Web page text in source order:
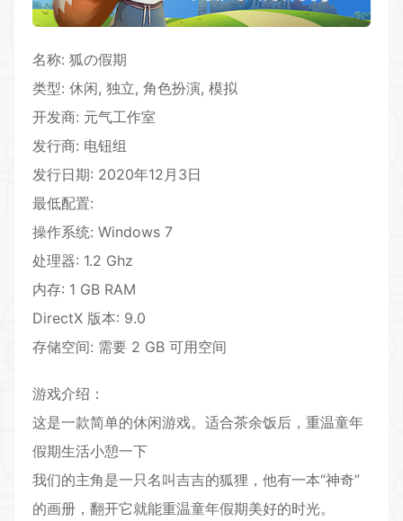
名称: 狐の假期
类型: 休闲, 独立, 角色扮演, 模拟
开发商: 元气工作室
发行商: 电钮组
发行日期: 2020年12月3日
最低配置:
操作系统: Windows 7
处理器: 1.2 Ghz
内存: 1 GB RAM
DirectX 版本: 9.0
存储空间: 需要 2 GB 可用空间
游戏介绍：
这是一款简单的休闲游戏。适合茶余饭后，重温童年
假期生活小憩一下
我们的主角是一只名叫吉吉的狐狸，他有一本“神奇”
的画册，翻开它就能重温童年假期美好的时光。